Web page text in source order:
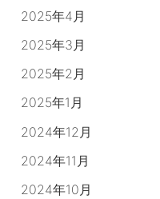
2025年4月
2025年3月
2025年2月
2025年1月
2024年12月
2024年11月
2024年10月